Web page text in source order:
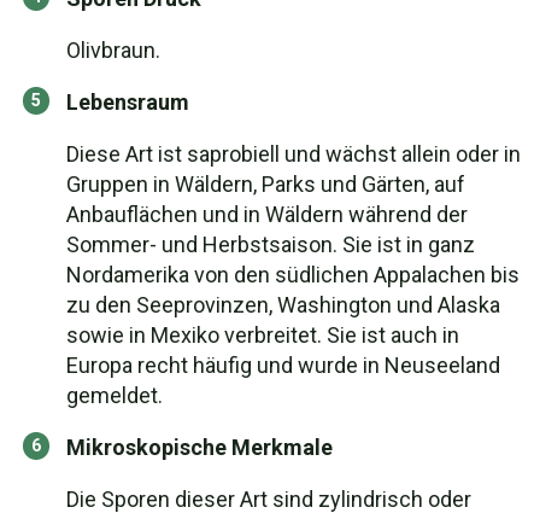
Olivbraun.
Lebensraum
Diese Art ist saprobiell und wächst allein oder in
Gruppen in Wäldern, Parks und Gärten, auf
Anbauflächen und in Wäldern während der
Sommer- und Herbstsaison. Sie ist in ganz
Nordamerika von den südlichen Appalachen bis
zu den Seeprovinzen, Washington und Alaska
sowie in Mexiko verbreitet. Sie ist auch in
Europa recht häufig und wurde in Neuseeland
gemeldet.
Mikroskopische Merkmale
Die Sporen dieser Art sind zylindrisch oder